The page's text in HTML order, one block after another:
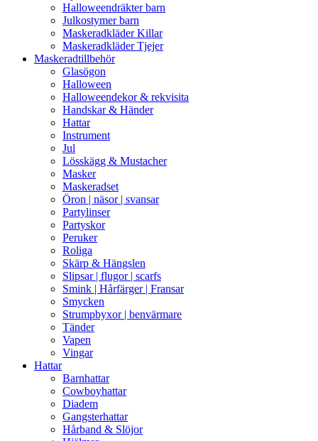
Halloweendräkter barn
Julkostymer barn
Maskeradkläder Killar
Maskeradkläder Tjejer
Maskeradtillbehör
Glasögon
Halloween
Halloweendekor & rekvisita
Handskar & Händer
Hattar
Instrument
Jul
Lösskägg & Mustacher
Masker
Maskeradset
Öron | näsor | svansar
Partylinser
Partyskor
Peruker
Roliga
Skärp & Hängslen
Slipsar | flugor | scarfs
Smink | Hårfärger | Fransar
Smycken
Strumpbyxor | benvärmare
Tänder
Vapen
Vingar
Hattar
Barnhattar
Cowboyhattar
Diadem
Gangsterhattar
Hårband & Slöjor